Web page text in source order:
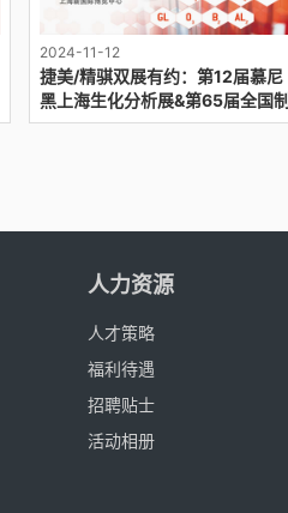
2024-11-12
捷美/精骐双展有约：第12届慕尼
黑上海生化分析展&第65届全国制
药机械博览会
人力资源
人才策略
福利待遇
招聘贴士
活动相册